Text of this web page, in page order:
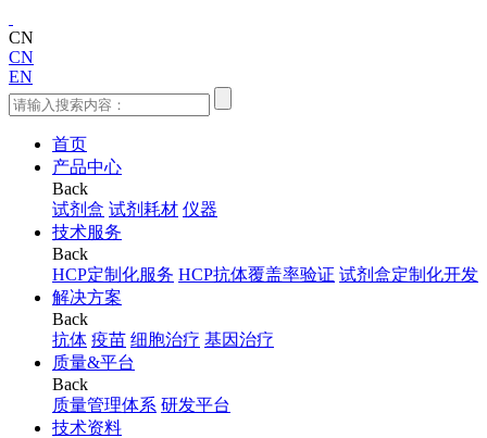
CN
CN
EN
首页
产品中心
Back
试剂盒 试剂耗材 仪器
技术服务
Back
HCP定制化服务 HCP抗体覆盖率验证 试剂盒定制化开发
解决方案
Back
抗体 疫苗 细胞治疗 基因治疗
质量&平台
Back
质量管理体系 研发平台
技术资料